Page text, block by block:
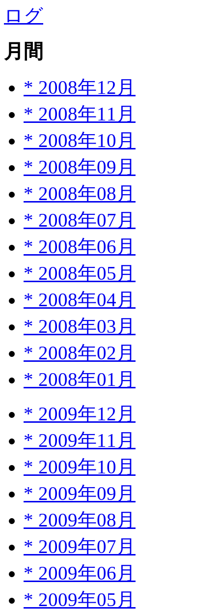
ログ
月間
* 2008年12月
* 2008年11月
* 2008年10月
* 2008年09月
* 2008年08月
* 2008年07月
* 2008年06月
* 2008年05月
* 2008年04月
* 2008年03月
* 2008年02月
* 2008年01月
* 2009年12月
* 2009年11月
* 2009年10月
* 2009年09月
* 2009年08月
* 2009年07月
* 2009年06月
* 2009年05月